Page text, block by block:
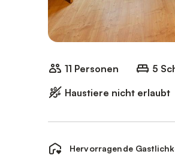
11 Personen 5
Haustiere nicht erlaubt
Hervorragende